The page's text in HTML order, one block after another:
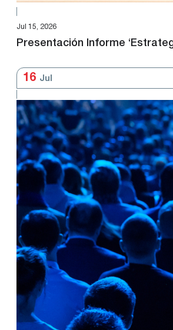
Jul 15, 2026
Presentación Informe
16 Jul